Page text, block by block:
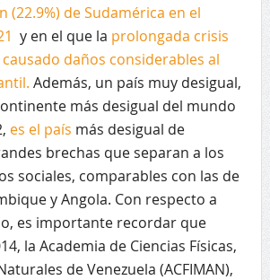
(22.9%) de Sudamérica en el
y en el que la prolongada crisis
daños considerables al
Además, un país muy desigual,
más desigual del mundo
es el país más desigual de
brechas que separan a los
sociales, comparables con las de
y Angola. Con respecto a
es importante recordar que
la Academia de Ciencias Físicas,
de Venezuela (ACFIMAN),